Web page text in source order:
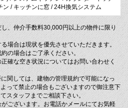
ン / キッチンに窓 / 24H換気システム
、仲介手数料30,000円以上の物件に限り
場合は現状を優先させていただきます。
の場合はご了承ください。
確な空き状況についてはお問い合わせく
関しては、建物の管理規約で可能になっ
って禁止の場合もございますので御注意下
スタッフまでご相談下さい。
ございます。お電話かメールにてお気軽